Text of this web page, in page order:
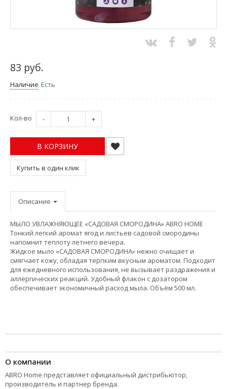
83 руб.
Наличие Есть
Кол-во - +
В КОРЗИНУ
Купить в один клик
Описание
МЫЛО УВЛАЖНЯЮЩЕЕ «САДОВАЯ СМОРОДИНА» ABRO HOME
Тонкий легкий аромат ягод и листьев садовой смородины
напомнит теплоту летнего вечера.
Жидкое мыло «САДОВАЯ СМОРОДИНА» нежно очищает и
смягчает кожу, обладая терпким вкусным ароматом. Подходит
для ежедневного использования, не вызывает раздражения и
аллергических реакций. Удобный флакон с дозатором
обеспечивает экономичный расход мыла. Объём 500 мл.
О компании
ABRO Home представляет официальный дистрибьютор,
производитель и партнер бренда.